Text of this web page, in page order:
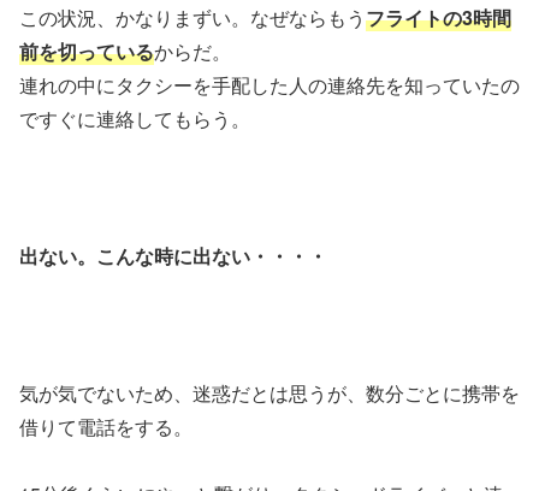
この状況、かなりまずい。なぜならもうフライトの3時間
前を切っているからだ。
連れの中にタクシーを手配した人の連絡先を知っていたの
ですぐに連絡してもらう。
出ない。こんな時に出ない・・・・
気が気でないため、迷惑だとは思うが、数分ごとに携帯を
借りて電話をする。